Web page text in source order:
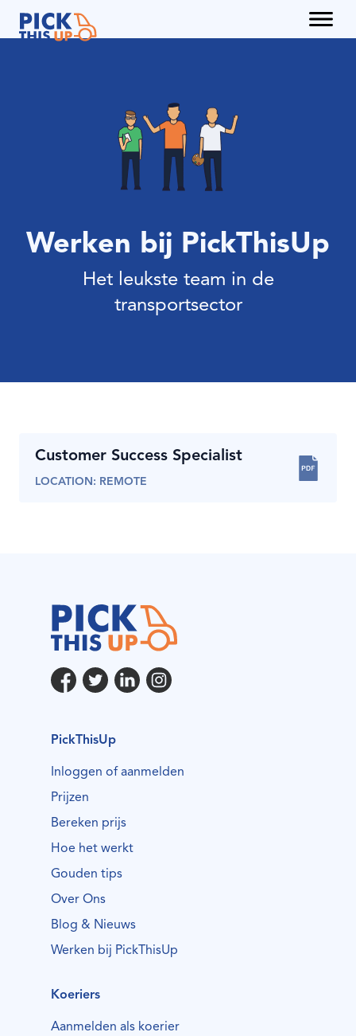
Diensten
Partners
Werken bij PickThisUp
Het leukste team in de
transportsector
Customer Success Specialist
LOCATION: REMOTE
PickThisUp
Inloggen of aanmelden
Prijzen
Bereken prijs
Hoe het werkt
Gouden tips
Over Ons
Blog & Nieuws
Werken bij PickThisUp
Koeriers
Aanmelden als koerier